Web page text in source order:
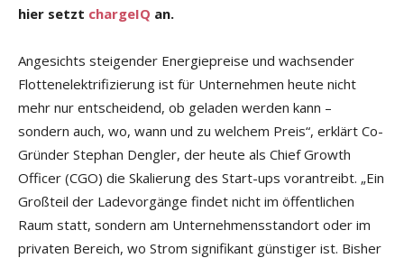
hier setzt chargeIQ an.
Angesichts steigender Energiepreise und wachsender
Flottenelektrifizierung ist für Unternehmen heute nicht
mehr nur entscheidend, ob geladen werden kann –
sondern auch, wo, wann und zu welchem Preis“, erklärt Co-
Gründer Stephan Dengler, der heute als Chief Growth
Officer (CGO) die Skalierung des Start-ups vorantreibt. „Ein
Großteil der Ladevorgänge findet nicht im öffentlichen
Raum statt, sondern am Unternehmensstandort oder im
privaten Bereich, wo Strom signifikant günstiger ist. Bisher